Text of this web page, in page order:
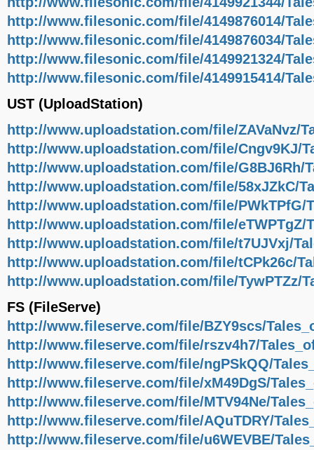
http://www.filesonic.com/file/4149876014/
http://www.filesonic.com/file/4149876034/
http://www.filesonic.com/file/4149921324/
http://www.filesonic.com/file/4149915414/
UST (UploadStation)
http://www.uploadstation.com/file/ZAVaNvz/
http://www.uploadstation.com/file/Cngv9KJ/
http://www.uploadstation.com/file/G8BJ6Rh/
http://www.uploadstation.com/file/58xJZkC/
http://www.uploadstation.com/file/PWkTPfG/
http://www.uploadstation.com/file/eTWPTgZ/
http://www.uploadstation.com/file/t7UJVxj/
http://www.uploadstation.com/file/tCPk26c/
http://www.uploadstation.com/file/TywPTZz/
FS (FileServe)
http://www.fileserve.com/file/BZY9scs/
http://www.fileserve.com/file/rszv4h7/
http://www.fileserve.com/file/ngPSkQQ/
http://www.fileserve.com/file/xM49DgS/
http://www.fileserve.com/file/MTV94Ne/
http://www.fileserve.com/file/AQuTDRY/
http://www.fileserve.com/file/u6WEVBE/